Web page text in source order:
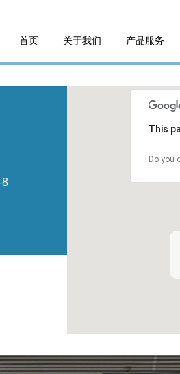
首页 关于我们 产品服务
8
This
Do you